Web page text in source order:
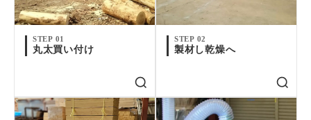
STEP 01
丸太買い付け
STEP 02
製材し乾燥へ